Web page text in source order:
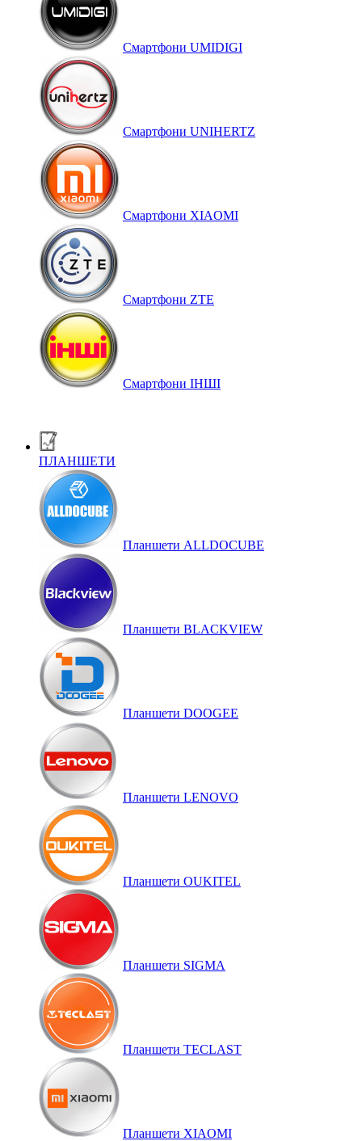
Смартфони UMIDIGI
Смартфони UNIHERTZ
Смартфони XIAOMI
Смартфони ZTE
Смартфони ІНШІ
ПЛАНШЕТИ
Планшети ALLDOCUBE
Планшети BLACKVIEW
Планшети DOOGEE
Планшети LENOVO
Планшети OUKITEL
Планшети SIGMA
Планшети TECLAST
Планшети XIAOMI